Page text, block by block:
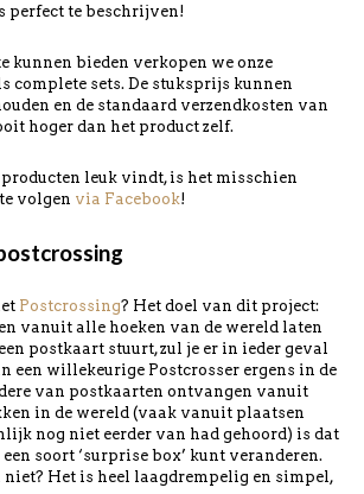
perfect te beschrijven!
kunnen bieden verkopen we onze
complete sets. De stuksprijs kunnen
en de standaard verzendkosten van
hoger dan het product zelf.
producten leuk vindt, is het misschien
volgen via Facebook!
Postcrossing? Het doel van dit project:
vanuit alle hoeken van de wereld laten
postkaart stuurt, zul je er in ieder geval
een willekeurige Postcrosser ergens in de
van postkaarten ontvangen vanuit
in de wereld (vaak vanuit plaatsen
nog niet eerder van had gehoord) is dat
soort ‘surprise box’ kunt veranderen.
Het is heel laagdrempelig en simpel,